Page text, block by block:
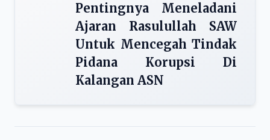
Pentingnya Meneladani
Ajaran Rasulullah SAW
Untuk Mencegah Tindak
Pidana Korupsi Di
Kalangan ASN